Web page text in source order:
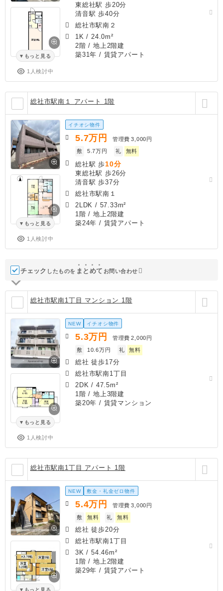
もっと見る
1人検討中
東総社駅 歩20分
清音駅 歩40分
総社市駅南２
1K / 24.0m²
2階 / 地上2階建
築31年 / 賃貸アパート
総社市駅南１ アパート 1階
もっと見る
1人検討中
イチオシ物件
5.7万円 管理費 3,000円
敷
5.7万円 礼 無料
総社駅 歩10分
東総社駅 歩26分
清音駅 歩37分
総社市駅南１
2LDK / 57.33m²
1階 / 地上2階建
築24年 / 賃貸アパート
チェック したものを ま と めて お問い合わせ
総社市駅南1丁目 マンション 1階
もっと見る
1人検討中
NEW イチオシ物件
5.3万円 管理費 2,000円
敷
10.6万円 礼 無料
総社 徒歩17分
総社市駅南1丁目
2DK / 47.5m²
1階 / 地上3階建
築20年 / 賃貸マンション
総社市駅南1丁目 アパート 1階
もっと見る
NEW 敷金・礼金ゼロ物件
5.4万円 管理費 3,000円
敷
無料 礼 無料
総社 徒歩20分
総社市駅南1丁目
3K /54.46m²
1階 / 地上2階建
築29年 / 賃貸アパート